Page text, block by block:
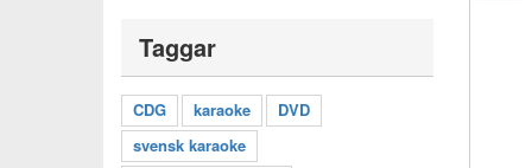
Taggar
CDG karaoke
DVD
svensk karaoke